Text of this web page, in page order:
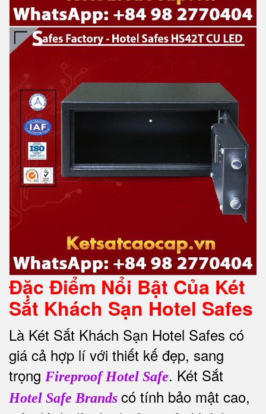
Đặc Điểm Nổi Bật Của Két
Sắt Khách Sạn Hotel Safes
Là Két Sắt Khách Sạn Hotel Safes có
giá cả hợp lí với thiết kế đẹp, sang
trọng Fireproof Hotel Safe. Két Sắt
Hotel Safe Brands có tính bảo mật cao,